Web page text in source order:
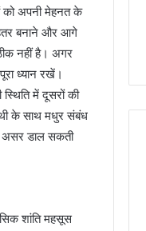
को अपनी मेहनत के
बनाने और आगे
नहीं है। अगर
ध्यान रखें।
में दूसरों की
के साथ मधुर संबंध
असर डाल सकती
शांति महसूस